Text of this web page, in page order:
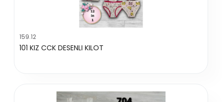
159.12
101 KIZ CCK DESENLI KILOT